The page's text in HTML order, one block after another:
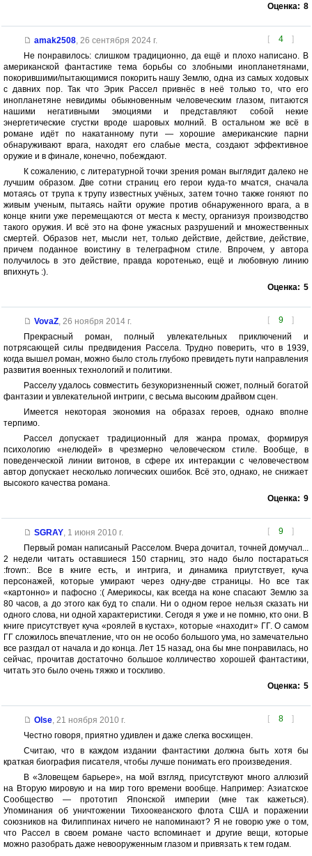
Оценка: 8
[ 4 ]
amak2508, 26 сентября 2024 г.
Не понравилось: слишком традиционно, да ещё и плохо написано. В
американской фантастике тема борьбы со злобными инопланетянами,
покорившими/пытающимися покорить нашу Землю, одна из самых ходовых
с давних пор. Так что Эрик Рассел привнёс в неё только то, что его
инопланетяне невидимы обыкновенным человеческим глазом, питаются
нашими негативными эмоциями и представляют собой некие
энергетические сгустки вроде шаровых молний. В остальном же всё в
романе идёт по накатанному пути — хорошие американские парни
обнаруживают врага, находят его слабые места, создают эффективное
оружие и в финале, конечно, побеждают.
К сожалению, с литературной точки зрения роман выглядит далеко не
лучшим образом. Две сотни страниц его герои куда-то мчатся, сначала
мотаясь от трупа к трупу известных учёных, затем точно также гоняют по
живым ученым, пытаясь найти оружие против обнаруженного врага, а в
конце книги уже перемещаются от места к месту, организуя производство
такого оружия. И всё это на фоне ужасных разрушений и множественных
смертей. Образов нет, мысли нет, только действие, действие, действие,
причем поданное воистину в телеграфном стиле. Впрочем, у автора
получилось в это действие, правда коротенько, ещё и любовную линию
впихнуть :).
Оценка: 5
[ 9 ]
VovaZ, 26 ноября 2014 г.
Прекрасный роман, полный увлекательных приключений и
потрясающей силы предвидения Рассела. Трудно поверить, что в 1939,
когда вышел роман, можно было столь глубоко превидеть пути направления
развития военных технологий и политики.
Расселу удалось совместить безукоризненный сюжет, полный богатой
фантазии и увлекательной интриги, с весьма высоким драйвом сцен.
Имеется некоторая экономия на образах героев, однако вполне
терпимо.
Рассел допускает традиционный для жанра промах, формируя
психологию «нелюдей» в чрезмерно человеческом стиле. Вообще, в
поведенческой линии витонов, в сфере их интеракции с человечеством
автор допускает несколько логических ошибок. Всё это, однако, не снижает
высокого качества романа.
Оценка: 9
[ 9 ]
SGRAY, 1 июня 2010 г.
Первый роман написаный Расселом. Вчера дочитал, точней домучал...
2 недели читать оставшиеся 150 старниц, это надо было постараться
:frown:. Все в книге есть, и интрига, и динамика приутствует, куча
персонажей, которые умирают через одну-две страницы. Но все так
«картонно» и пафосно :( Америкосы, как всегда на коне спасают Землю за
80 часов, а до этого как буд то спали. Ни о одном герое нельзя сказать ни
одного слова, ни одной характеристики. Сегодя я уже и не помню, кто они. В
книге присутствует куча «роялей в кустах», которые «находит» ГГ. О самом
ГГ сложилось впечатление, что он не особо большого ума, но замечательно
все разгдал от начала и до конца. Лет 15 назад, она бы мне понравилась, но
сейчас, прочитав достаточно большое колличество хорошей фантастики,
читать это было очень тяжко и тоскливо.
Оценка: 5
[ 8 ]
Olse, 21 ноября 2010 г.
Честно говоря, приятно удивлен и даже слегка восхищен.
Считаю, что в каждом издании фантастики должна быть хотя бы
краткая биография писателя, чтобы лучше понимать его произведения.
В «Зловещем барьере», на мой взгляд, присутствуют много аллюзий
на Вторую мировую и на мир того времени вообще. Например: Азиатское
Сообщество — прототип Японской империи (мне так кажеться).
Упоминания об уничтожении Тихоокеанского флота США и поражении
союзников на Филиппинах ничего не напоминают? Я не говорю уже о том,
что Рассел в своем романе часто вспоминает и другие вещи, которые
можно разобрать даже невооруженным глазом и привязать к тем годам.